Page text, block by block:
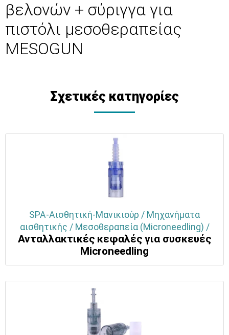
βελονών + σύριγγα για
πιστόλι μεσοθεραπείας
MESOGUN
Σχετικές κατηγορίες
SPA-Αισθητική-Μανικιούρ / Μηχανήματα
αισθητικής / Μεσοθεραπεία (Microneedling) /
Ανταλλακτικές κεφαλές για συσκευές
Μicroneedling